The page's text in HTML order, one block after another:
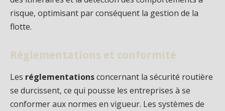
risque, optimisant par conséquent la gestion de la
flotte.
Réglementations et conformité
Les réglementationsconcernant la sécurité routière
se durcissent, ce qui pousse les entreprises à se
conformer aux normes en vigueur. Les systèmes de